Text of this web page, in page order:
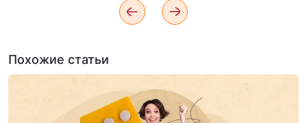
Похожие статьи